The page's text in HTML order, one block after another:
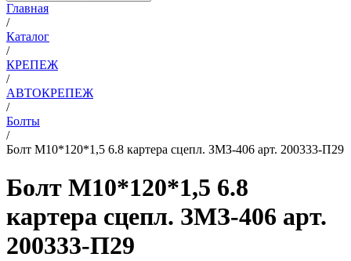
Главная
/
Каталог
/
КРЕПЕЖ
/
АВТОКРЕПЕЖ
/
Болты
/
Болт М10*120*1,5 6.8 картера сцепл. ЗМЗ-406 арт. 200333-П29
Болт М10*120*1,5 6.8
картера сцепл. ЗМЗ-406 арт.
200333-П29